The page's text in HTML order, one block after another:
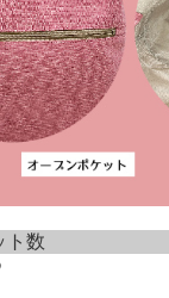
ト数